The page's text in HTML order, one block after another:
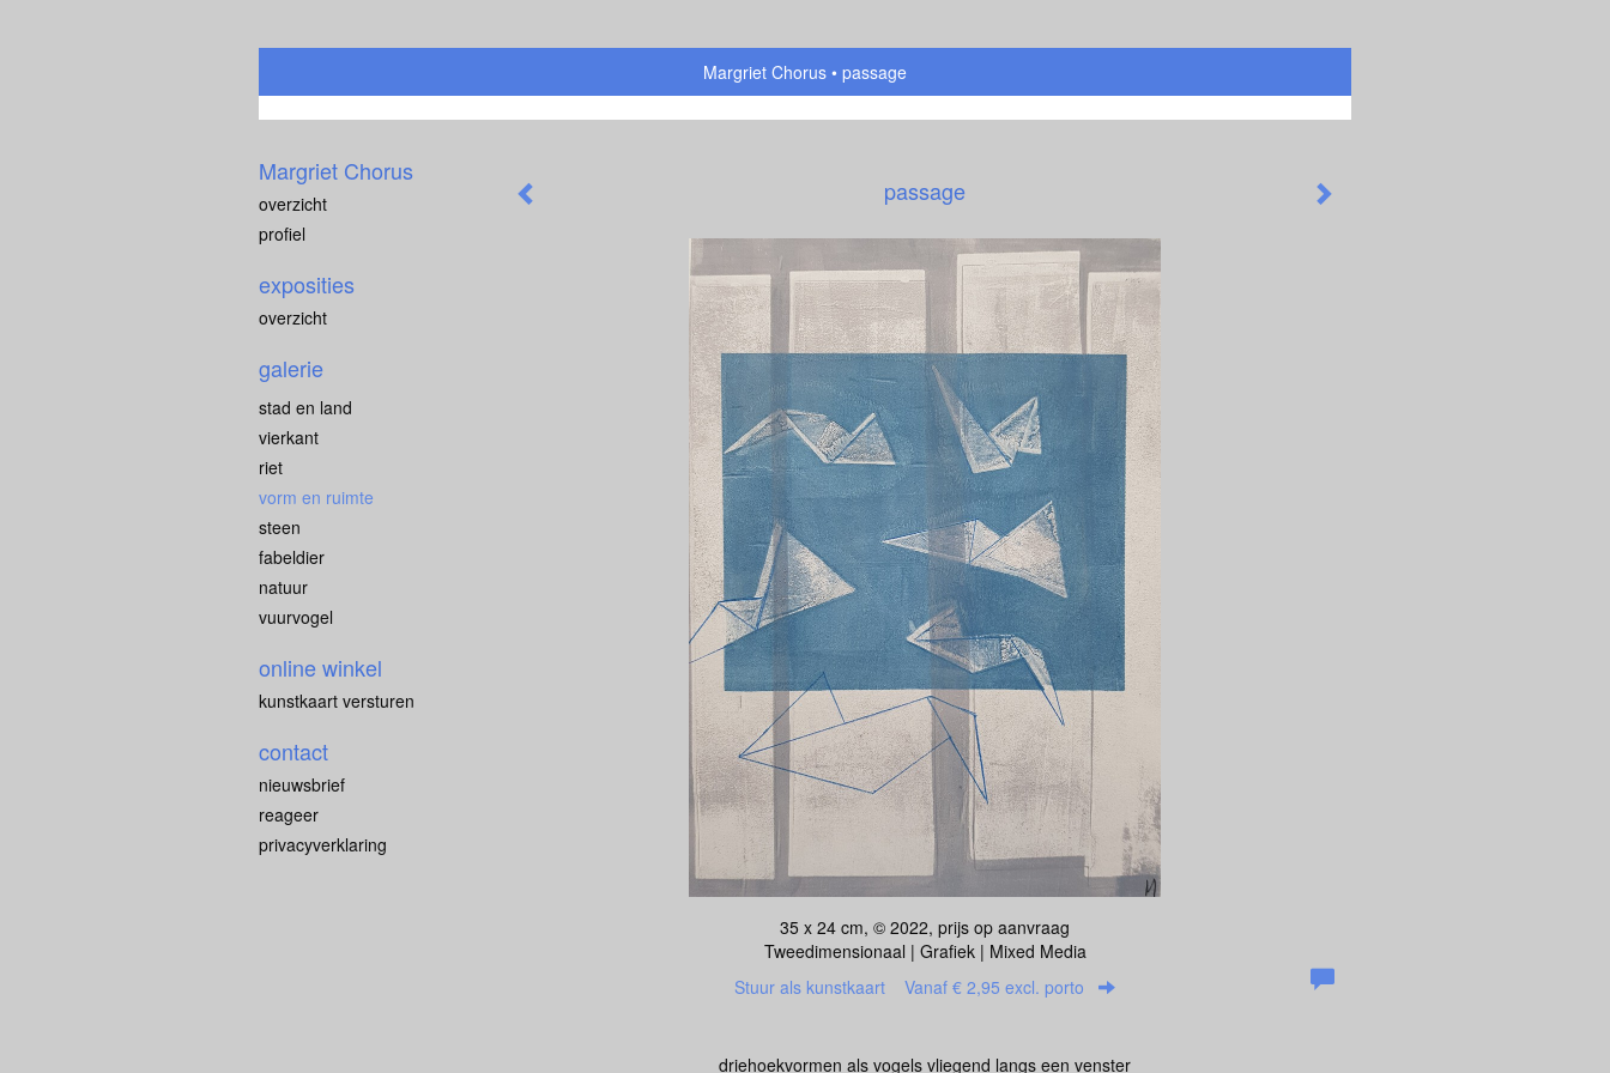
Margriet Chorus passage
passage
35 x 24 cm, © 2022, prijs op aanvraag
Tweedimensionaal | Grafiek | Mixed Media
Stuur als kunstkaart Vanaf € 2,95 excl. porto
driehoekvormen als vogels vliegend langs een venster
Margriet Chorus
overzicht
profiel
exposities
overzicht
galerie
stad en land
vierkant
riet
vorm en ruimte
steen
fabeldier
natuur
vuurvogel
online winkel
kunstkaart versturen
contact
nieuwsbrief
reageer
privacyverklaring